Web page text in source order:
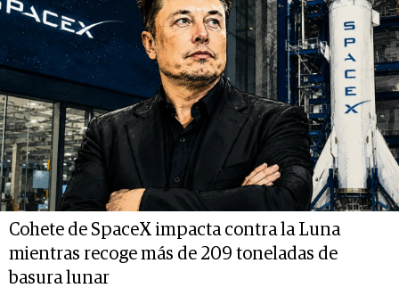
Cohete de SpaceX impacta contra la Luna
mientras recoge más de 209 toneladas de
basura lunar